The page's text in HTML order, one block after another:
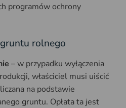
programów ochrony
rolnego
– w przypadku wyłączenia
właściciel musi uiścić
na podstawie
gruntu. Opłata ta jest